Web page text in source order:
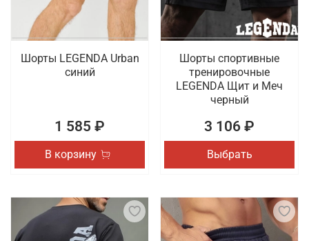
Шорты LEGENDA Urban
синий
1 585 ₽
В корзину
Шорты спортивные
тренировочные
LEGENDA Щит и Меч
черный
3 106 ₽
Выбрать